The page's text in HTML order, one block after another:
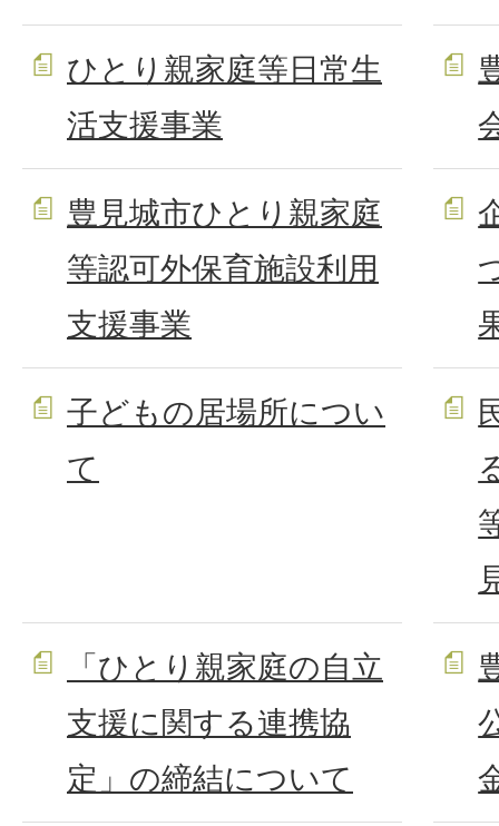
ひとり親家庭等日常生
活支援事業
豊見城市ひとり親家庭
等認可外保育施設利用
支援事業
子どもの居場所につい
て
「ひとり親家庭の自立
支援に関する連携協
定」の締結について